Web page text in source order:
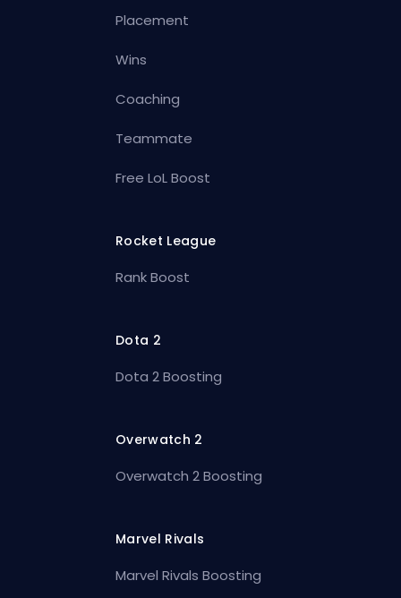
Placement
Wins
Coaching
Teammate
Free LoL Boost
Rocket League
Rank Boost
Dota 2
Dota 2 Boosting
Overwatch 2
Overwatch 2 Boosting
Marvel Rivals
Marvel Rivals Boosting